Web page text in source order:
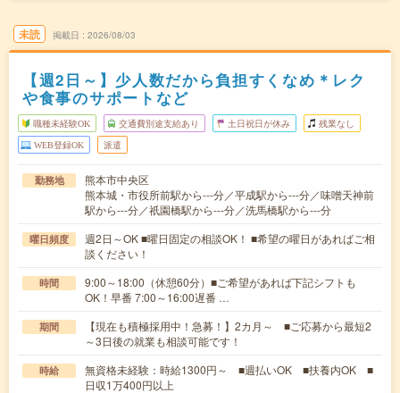
未読 掲載日 2026/08/03
【週2日～】少人数だから負担すくなめ＊レク
や食事のサポートなど
職種未経験OK 交通費別途支給あり 土日祝日が休み 残業なし
WEB登録OK 派遣
勤務地
熊本市中央区
熊本城・市役所前駅から---分／平成駅から---分／味噌天神前
駅から---分／祇園橋駅から---分／洗馬橋駅から---分
曜日頻度
週2日～OK ■曜日固定の相談OK！ ■希望の曜日があればご相
談ください！
時間
9:00～18:00（休憩60分）■ご希望があれば下記シフトも
OK！早番 7:00～16:00遅番 …
期間
【現在も積極採用中！急募！】2カ月～ ■ご応募から最短2
～3日後の就業も相談可能です！
時給
無資格未経験：時給1300円～ ■週払いOK ■扶養内OK ■
日収1万400円以上